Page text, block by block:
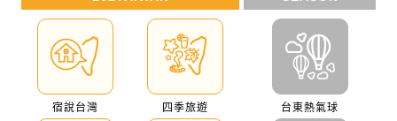
宿說台灣 四季旅遊 台東熱氣球